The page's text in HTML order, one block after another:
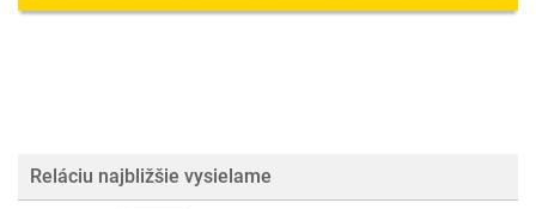
Reláciu najbližšie vysielame